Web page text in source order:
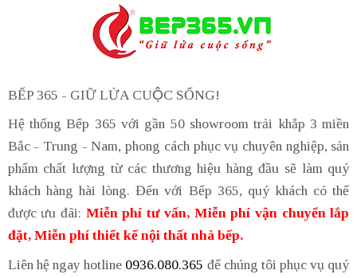
BẾP 365 - GIỮ LỬA CUỘC SỐNG!
Hệ thống Bếp 365 với gần 50 showroom trải khắp 3 miền
Bắc - Trung - Nam, phong cách phục vụ chuyên nghiệp, sản
phẩm chất lượng từ các thương hiệu hàng đầu sẽ làm quý
khách hàng hài lòng. Đến với Bếp 365, quý khách có thể
được ưu đãi: Miễn phí tư vấn, Miễn phí vận chuyển lắp
đặt, Miễn phí thiết kế nội thất nhà bếp.
Liên hệ ngay hotline 0936.080.365 để chúng tôi phục vụ quý